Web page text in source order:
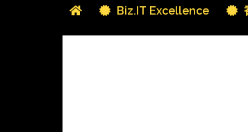
Biz.IT Excellence